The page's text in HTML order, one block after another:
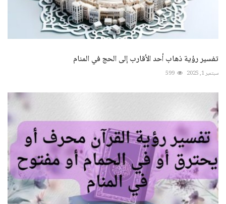
تفسير رؤية ذهاب أحد الأقارب إلى الحج في المنام
سبتمبر 1, 2025 599